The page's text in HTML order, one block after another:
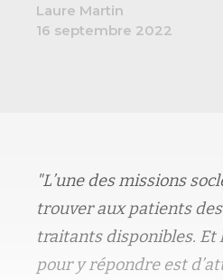
Laure Martin
16 septembre 2022
"L’une des missions
trouver aux patients
traitants disponibles. Et
pour y répondre est